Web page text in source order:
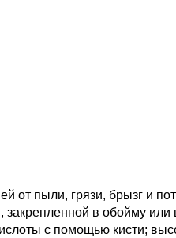
от пыли, грязи, брызг и
в обойму
с помощью кисти;